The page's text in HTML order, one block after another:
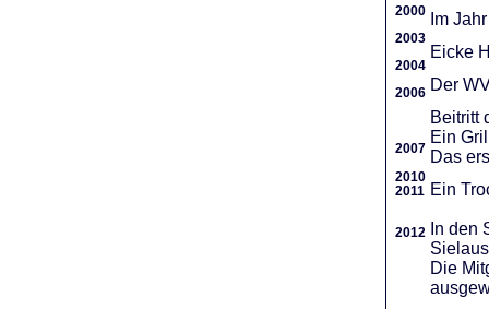
2000
2003
2004
2006
2007
2010
2011
2012
Im
Eicke
Der
Beitritt
Ein
Das
Ein
In den
Die